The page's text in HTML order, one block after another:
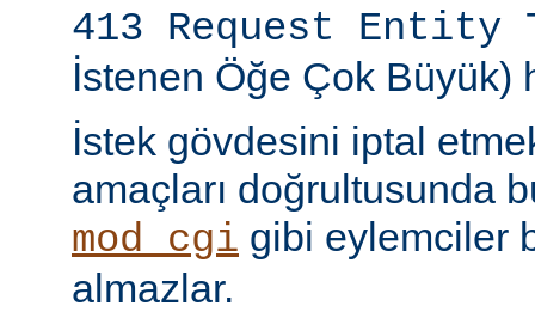
413 Request Entity
İstenen Öğe Çok Büyük)
İstek gövdesini iptal
amaçları doğrultusunda
mod_cgi gibi eylemciler
almazlar.